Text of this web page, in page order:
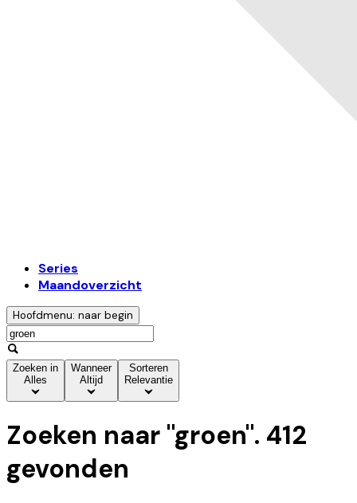
Series
Maandoverzicht
Hoofdmenu: naar begin
Zoeken in
Alles
Wanneer
Altijd
Sorteren
Relevantie
Zoeken naar "groen". 412
gevonden